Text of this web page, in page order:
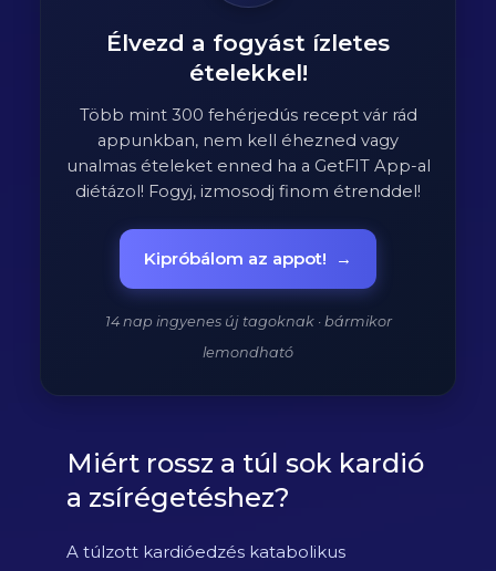
Élvezd a fogyást ízletes
ételekkel!
Több mint 300 fehérjedús recept vár rád
appunkban, nem kell éhezned vagy
unalmas ételeket enned ha a GetFIT App-al
diétázol! Fogyj, izmosodj finom étrenddel!
Kipróbálom az appot! →
14 nap ingyenes új tagoknak · bármikor
lemondható
Miért rossz a túl sok kardió
a zsírégetéshez?
A túlzott kardióedzés katabolikus